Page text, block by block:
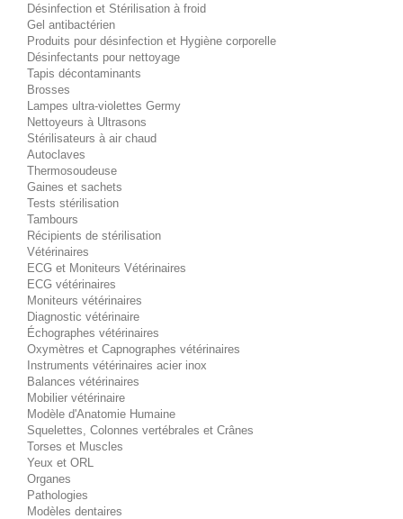
Désinfection et Stérilisation à froid
Gel antibactérien
Produits pour désinfection et Hygiène corporelle
Désinfectants pour nettoyage
Tapis décontaminants
Brosses
Lampes ultra-violettes Germy
Nettoyeurs à Ultrasons
Stérilisateurs à air chaud
Autoclaves
Thermosoudeuse
Gaines et sachets
Tests stérilisation
Tambours
Récipients de stérilisation
Vétérinaires
ECG et Moniteurs Vétérinaires
ECG vétérinaires
Moniteurs vétérinaires
Diagnostic vétérinaire
Échographes vétérinaires
Oxymètres et Capnographes vétérinaires
Instruments vétérinaires acier inox
Balances vétérinaires
Mobilier vétérinaire
Modèle d'Anatomie Humaine
Squelettes, Colonnes vertébrales et Crânes
Torses et Muscles
Yeux et ORL
Organes
Pathologies
Modèles dentaires